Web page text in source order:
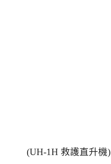
(UH-1H 救護直升機)